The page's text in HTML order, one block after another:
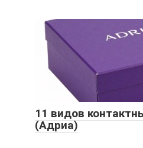
11 видов
(Адриа)